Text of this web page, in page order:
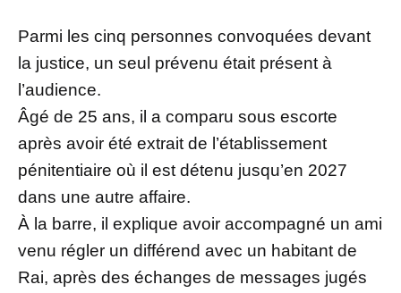
Parmi les cinq personnes convoquées devant
la justice, un seul prévenu était présent à
l’audience.
Âgé de 25 ans, il a comparu sous escorte
après avoir été extrait de l’établissement
pénitentiaire où il est détenu jusqu’en 2027
dans une autre affaire.
À la barre, il explique avoir accompagné un ami
venu régler un différend avec un habitant de
Rai, après des échanges de messages jugés